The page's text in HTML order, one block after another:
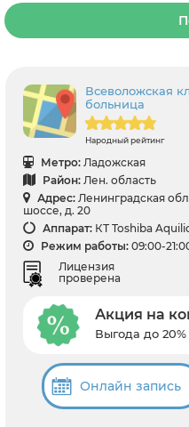
Всеволожская
больница
Народный рейтинг
Метро: Ладожская
Район: Лен. область
Адрес: Ленинградская
шоссе, д. 20
Аппарат: КТ Toshiba
Режим работы: 09:00-
Лицензия
проверена
Акция на
Выгода до 20%
Онлайн запись